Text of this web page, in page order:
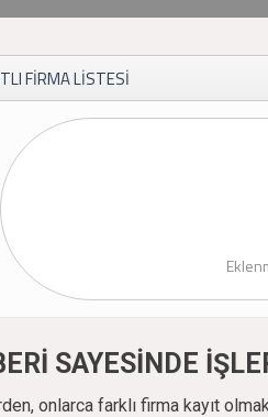
FİRMA LİSTESİ
SAYESİNDE
onlarca farklı firma kayıt